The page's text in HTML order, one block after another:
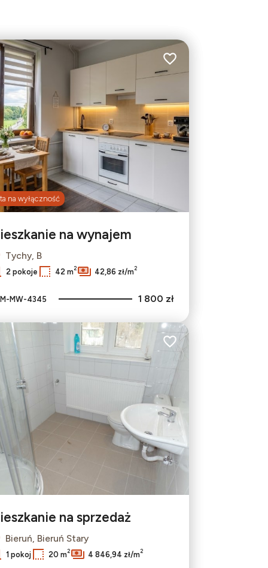
na wyłączność
Dodaj do ulubionych
na wynajem
Tychy, B
2 pokoje 42 m2 42,86 zł/m2
MW-4345 1 800 zł
Dodaj do ulubionych
na sprzedaż
Bieruń, Bieruń Stary
1 pokoj 20 m2 4 846,94 zł/m2